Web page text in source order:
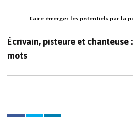
Faire émerger les potentiels par la
Écrivain, pisteure et chanteuse
mots